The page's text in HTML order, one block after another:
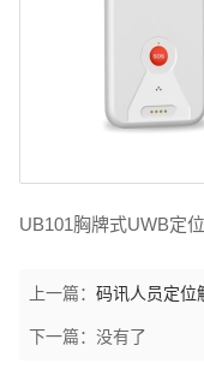
UB101胸牌式UWB定
上一篇： 码讯人员定位
下一篇：没有了